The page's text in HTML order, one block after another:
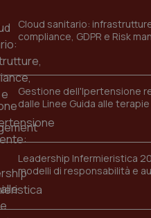
Cloud sanitario:
compliance, GDPR e Risk
Gestione dell'Ipertensione
dalle Linee Guida alle
Leadership Infermieristica
modelli di responsabilità e
CookieScriptConsent